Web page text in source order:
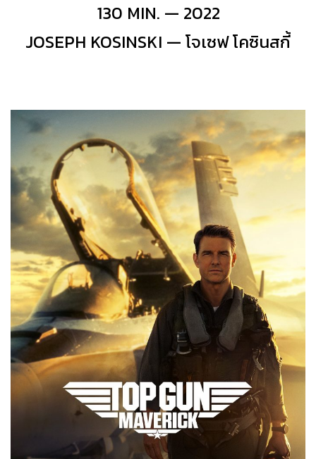
130 MIN. — 2022
JOSEPH KOSINSKI — โจเซฟ โคซินสกี้